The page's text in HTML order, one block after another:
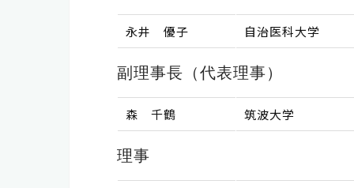
永井 優子 自治医科大学
副理事長（代表理事）
森 千鶴 筑波大学
理事